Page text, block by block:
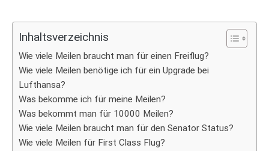
Inhaltsverzeichnis
Wie viele Meilen braucht man für einen Freiflug?
Wie viele Meilen benötige ich für ein Upgrade bei
Lufthansa?
Was bekomme ich für meine Meilen?
Was bekommt man für 10000 Meilen?
Wie viele Meilen braucht man für den Senator Status?
Wie viele Meilen für First Class Flug?